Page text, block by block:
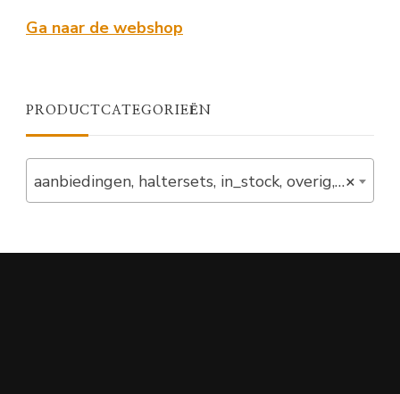
Ga naar de webshop
PRODUCTCATEGORIEËN
×
aanbiedingen, haltersets, in_stock, overig, set, start, verlaagd (2)